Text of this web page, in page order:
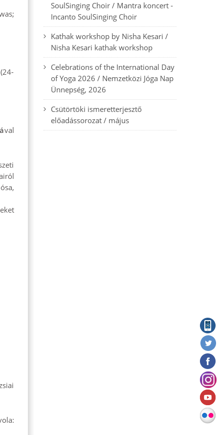
val
SoulSinging Choir / Mantra koncert -
Incanto SoulSinging Choir
Kathak workshop by Nisha Kesari /
Nisha Kesari kathak workshop
Celebrations of the International Day
of Yoga 2026 / Nemzetközi Jóga Nap
Ünnepség, 2026
Csütörtöki ismeretterjesztő
előadássorozat / május